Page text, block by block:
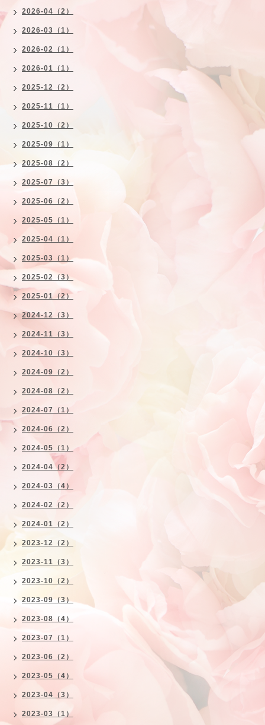
2026-04（2）
2026-03（1）
2026-02（1）
2026-01（1）
2025-12（2）
2025-11（1）
2025-10（2）
2025-09（1）
2025-08（2）
2025-07（3）
2025-06（2）
2025-05（1）
2025-04（1）
2025-03（1）
2025-02（3）
2025-01（2）
2024-12（3）
2024-11（3）
2024-10（3）
2024-09（2）
2024-08（2）
2024-07（1）
2024-06（2）
2024-05（1）
2024-04（2）
2024-03（4）
2024-02（2）
2024-01（2）
2023-12（2）
2023-11（3）
2023-10（2）
2023-09（3）
2023-08（4）
2023-07（1）
2023-06（2）
2023-05（4）
2023-04（3）
2023-03（1）